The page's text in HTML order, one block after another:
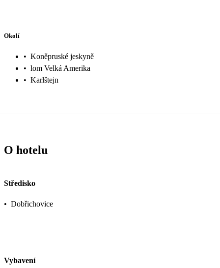
Okolí
• Koněpruské jeskyně
• lom Velká Amerika
• Karlštejn
O hotelu
Středisko
• Dobřichovice
Vybavení